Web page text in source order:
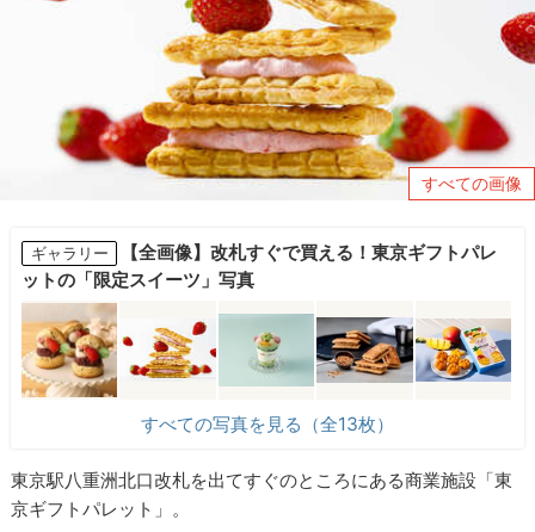
すべての画像
ギャラリー
【全画像】改札すぐで買える！東京ギフトパレ
ットの「限定スイーツ」写真
すべての写真を見る（全13枚）
東京駅八重洲北口改札を出てすぐのところにある商業施設「東
京ギフトパレット」。